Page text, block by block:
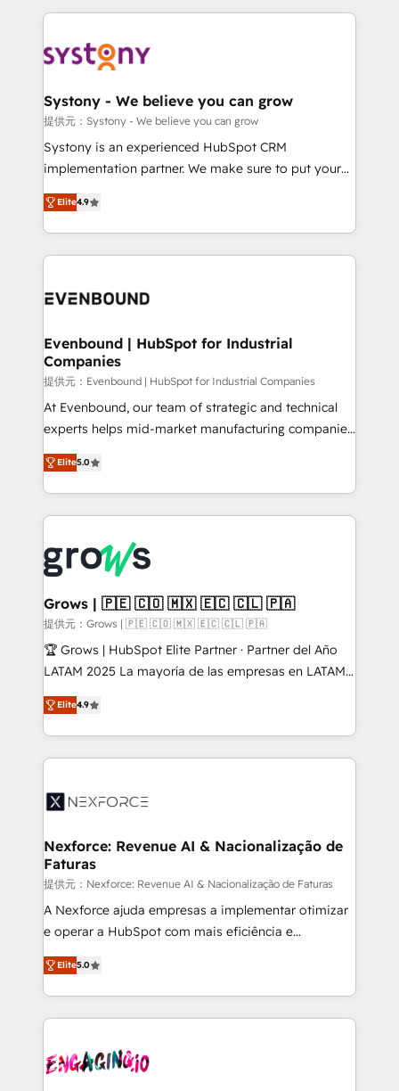
to accompany companies on their digital
transformation journey.
to help you keep winning. What We Do ⚙️ CRM
Data & Content 📈 Sales & Marketing Alignment +
Agent Creation 🔄 Custom Integrations & Data
Migration Why 1406 We become part of your team.
Your team learns while we build. We fix what others
broke. Built for mid-market reality—practical
constraints. By the Numbers 🏆 Top 1% of all
HubSpot partners 🔄 Top 5% globally in client
and sales ops at mid-market companies ready to
Systony - We believe you can grow
提供元：Systony - We believe you can grow
Systony is an experienced HubSpot CRM
implementation partner. We make sure to put your
organization's needs and goals first and think along
with your organization. We are only satisfied once
you are too. Why Systony? - 20+ years of
experience with CRM, Marketing, Sales & Service
Own back-end developers - Complex data
View, SuperOffice) - Custom integrations (e.g. MS
Business Central, Navision, AX, SAP, Exact, AFAS) We
focus on growing B2B companies in the SME sector
such as manufacturing, SaaS, business services and
wholesaler companies. As an experienced HubSpot
That's why we have developed a step-by-step
implementation process that focuses on user
strive for optimal customer processes and
experiences. Systony – We believe you can grow!
Elite4.9
Evenbound | HubSpot for Industrial
Companies
提供元：Evenbound | HubSpot for Industrial Companies
At Evenbound, our team of strategic and technical
experts helps mid-market manufacturing companies
achieve real growth. We specialize in delivering
tailored solutions that drive results by leveraging
HubSpot’s platform and data to fuel success.
Technical Solutions: - HubSpot Technical Consulting -
Onboarding - Data Migration & Integrations -
Technical Audit & Optimization Strategic Solutions: -
Revenue Operations - Inbound Marketing -
Outbound Marketing - HubSpot CMS Website
Design & Development We empower our clients to
reach their full potential by providing transparent,
certifications and accreditations, we deliver both the
technical know-how and strategic guidance you
Elite5.0
Grows | 🇵🇪 🇨🇴 🇲🇽 🇪🇨 🇨🇱 🇵🇦
提供元：Grows | 🇵🇪 🇨🇴 🇲🇽 🇪🇨 🇨🇱 🇵🇦
🏆 Grows | HubSpot Elite Partner · Partner del Año
LATAM 2025 La mayoría de las empresas en LATAM
no tienen un problema de herramientas. Tienen un
problema de orden. Equipos desalineados, datos
dispersos y procesos que dependen de personas
clave — no de sistemas. Eso frena el crecimiento,
⚙️ Grows ordena los procesos comerciales, alinea
de forma que genera resultados reales desde las
primeras semanas — no meses. 🤝 No entregamos
proyectos y nos vamos. Nos quedamos como
socios estratégicos, ayudando a sostener y escalar
lo que construimos juntos. Porque crecer sin orden
Operamos en Colombia, Perú, México, Ecuador,
Chile, Panamá, Bolivia, Argentina y República
B2B. ✅ Crece con orden. Crece con Grows.
Elite4.9
Nexforce: Revenue AI & Nacionalização de
Faturas
提供元：Nexforce: Revenue AI & Nacionalização de Faturas
A Nexforce ajuda empresas a implementar otimizar
e operar a HubSpot com mais eficiência e
previsibilidade de receita. Combinamos Revenue
Operations (RevOps) e Inteligência Artificial para
estruturar processos integrar sistemas organizar
dados e automatizar operações. O objetivo é
operacional de receita conectando equipes
Elite5.0